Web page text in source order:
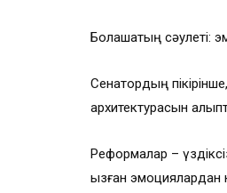
Болашақтың сәулеті:
Сенатордың
архитектурасын
Реформалар –
қызған эмоциялардан